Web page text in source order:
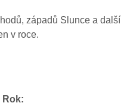
západů Slunce a další
v roce.
Rok: